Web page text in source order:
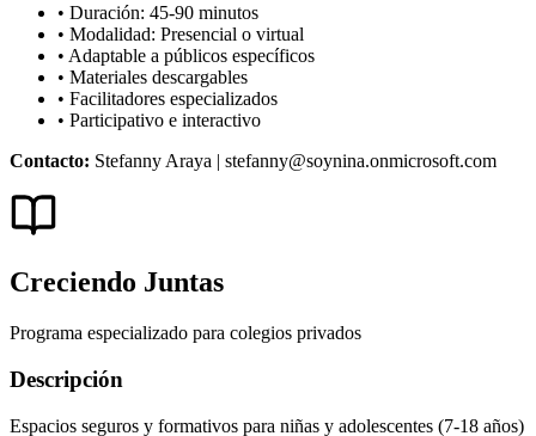
• Duración: 45-90 minutos
• Modalidad: Presencial o virtual
• Adaptable a públicos específicos
• Materiales descargables
• Facilitadores especializados
• Participativo e interactivo
Contacto: Stefanny Araya | stefanny@soynina.onmicrosoft.com
Creciendo Juntas
Programa especializado para colegios privados
Descripción
Espacios seguros y formativos para niñas y adolescentes (7-18 años)